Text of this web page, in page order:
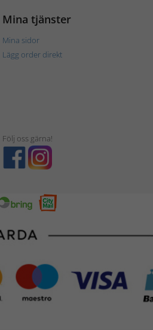
Mina tjänster
Mina sidor
Lägg order direkt
Följ oss gärna!